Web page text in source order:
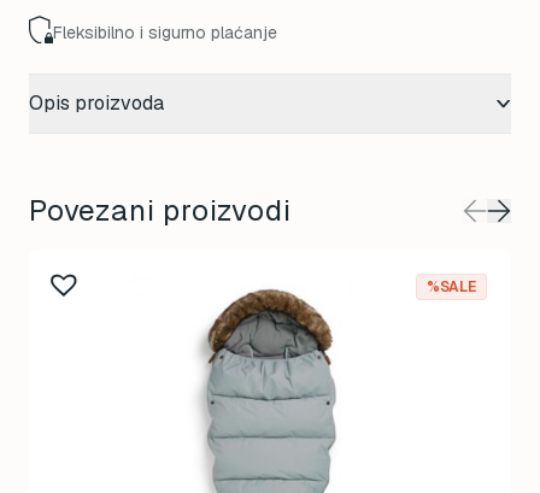
Fleksibilno i sigurno plaćanje
Opis proizvoda
Povezani proizvodi
%SALE